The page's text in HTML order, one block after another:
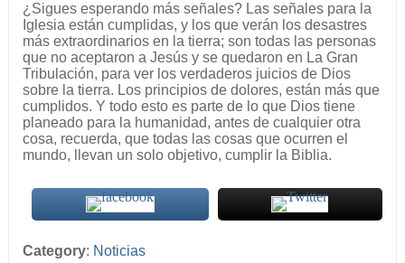
¿Sigues esperando más señales? Las señales para la
Iglesia están cumplidas, y los que verán los desastres
más extraordinarios en la tierra; son todas las personas
que no aceptaron a Jesús y se quedaron en La Gran
Tribulación, para ver los verdaderos juicios de Dios
sobre la tierra. Los principios de dolores, están más que
cumplidos. Y todo esto es parte de lo que Dios tiene
planeado para la humanidad, antes de cualquier otra
cosa, recuerda, que todas las cosas que ocurren el
mundo, llevan un solo objetivo, cumplir la Biblia.
Category: Noticias